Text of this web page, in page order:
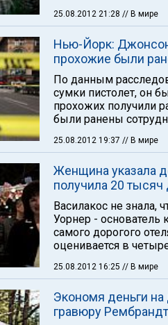
25.08.2012 21:28 // В мире
Нью-Йорк:
прохожие были
По данным
сумки пистолет, он
прохожих получили
были ранены
25.08.2012 19:37 // В мире
Женщина указала
получила 20 тысяч
Василакос не знала,
Уорнер - основатель
самого дорогого
оценивается в
25.08.2012 16:25 // В мире
Экономя деньги на
гравюру